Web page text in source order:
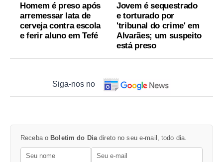
Homem é preso após
arremessar lata de
cerveja contra escola
e ferir aluno em Tefé
Jovem é sequestrado
e torturado por
'tribunal do crime' em
Alvarães; um suspeito
está preso
Siga-nos no
Receba o Boletim do Dia direto no seu e-mail, todo dia.